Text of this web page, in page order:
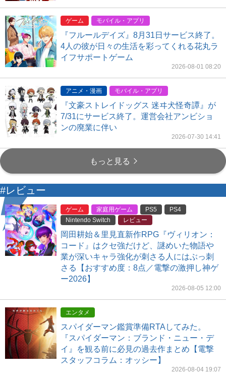
ゲーム モバイル・アプリ
『フルールデイズ』8月31日サービス終了。
4人の彼が日々の生活を彩ってくれる花丸ラ
イフサポートゲーム
2026-08-01 08:20
アニメ・漫画 モバイル・アプリ
『文豪ストレイドッグス 迷ヰ犬怪奇譚』が
7/31にサービス終了。運営会社アンビショ
ンの廃業に伴い
2026-07-30 14:41
もっと見る
#レビュー
ゲーム 家庭用ゲーム PS5
PS4
Nintendo Switch
レビュー
岡田耕始＆里見直新作RPG『ヴィリオン：
コード』はクセ強だけど、謎めいた物語や
業が深いキャラ強化が刺さる人にはぶっ刺
さる【おすすめ度：8点／電撃の激押し神ゲ
ー2026】
2026-08-05 12:00
エンタメ
スパイダーマン鑑賞準備RTAしてみた。
『スパイダーマン：ブランド・ニュー・デ
イ』を観る前に必見の過去作まとめ【電撃
スタッフコラム：オッシー】
2026-08-04 19:07